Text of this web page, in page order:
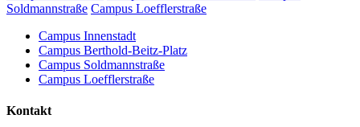
Soldmannstraße Campus Loefflerstraße
Campus Innenstadt
Campus Berthold-Beitz-Platz
Campus Soldmannstraße
Campus Loefflerstraße
Kontakt